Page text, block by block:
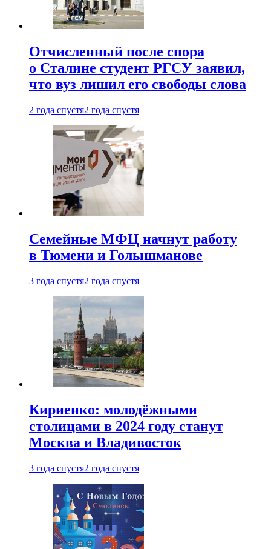
Отчисленный после спора
о Сталине студент РГСУ заявил,
что вуз лишил его свободы слова
2 года спустя2 года спустя
Семейные МФЦ начнут работу
в Тюмени и Голышманове
3 года спустя2 года спустя
Кириенко: молодёжными
столицами в 2024 году станут
Москва и Владивосток
3 года спустя2 года спустя